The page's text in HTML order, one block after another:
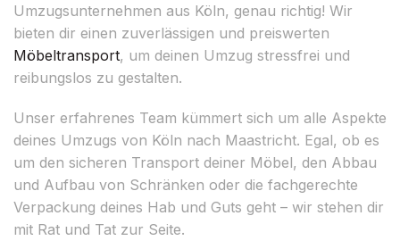
Umzugsunternehmen aus Köln, genau richtig! Wir
bieten dir einen zuverlässigen und preiswerten
Möbeltransport, um deinen Umzug stressfrei und
reibungslos zu gestalten.
Unser erfahrenes Team kümmert sich um alle Aspekte
deines Umzugs von Köln nach Maastricht. Egal, ob es
um den sicheren Transport deiner Möbel, den Abbau
und Aufbau von Schränken oder die fachgerechte
Verpackung deines Hab und Guts geht – wir stehen dir
mit Rat und Tat zur Seite.